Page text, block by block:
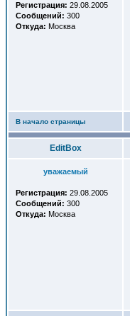
Регистрация: 29.08.2005
Сообщений: 300
Откуда: Москва
В начало страницы
EditBox
уважаемый
Регистрация: 29.08.2005
Сообщений: 300
Откуда: Москва